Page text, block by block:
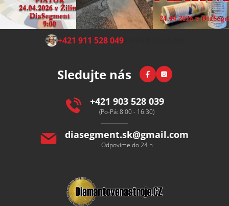
Z +421 911 528 049(Po-Pá 8:00-15:00)
Sledujte nás FacebookInstagram
+421 903 528 039
(Po-Pá: 8:00 - 16:30)
diasegment.sk@gmail.com
Odpovíme do 24 h